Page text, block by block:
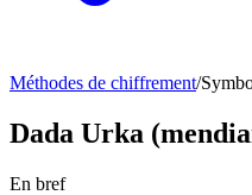
Méthodes de chiffrement/
Dada Urka
En bref